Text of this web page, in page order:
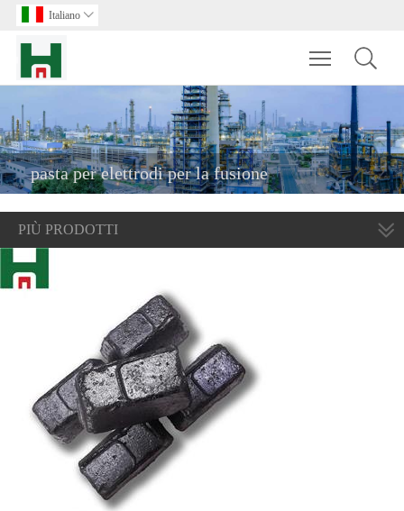
Italiano 
Toggle
pasta per elettrodi per la fusione
PIÙ PRODOTTI